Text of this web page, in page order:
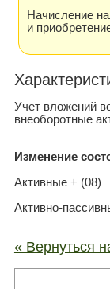
Начисление
и
Учет
внеоборотные
Изменение
Активные + (08)
Активно-
« Вернуться